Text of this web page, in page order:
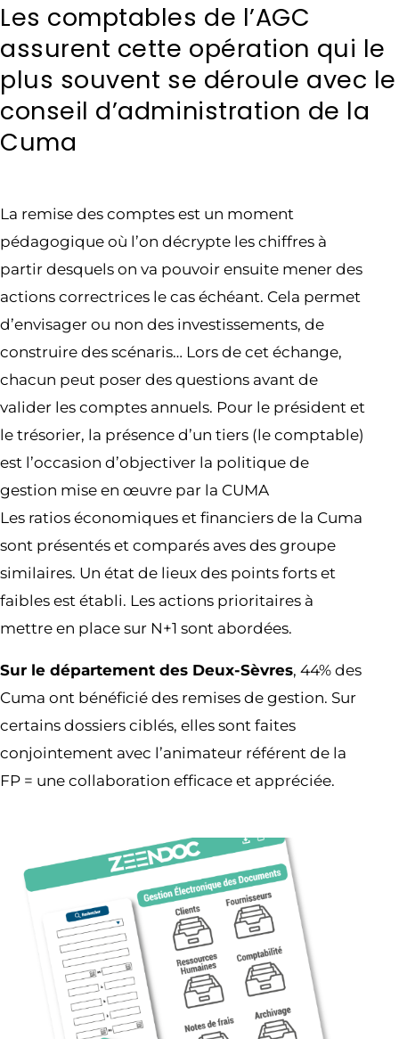
Les comptables de l’AGC
assurent cette opération qui le
plus souvent se déroule avec le
conseil d’administration de la
Cuma
La remise des comptes est un moment
pédagogique où l’on décrypte les chiffres à
partir desquels on va pouvoir ensuite mener des
actions correctrices le cas échéant. Cela permet
d’envisager ou non des investissements, de
construire des scénaris… Lors de cet échange,
chacun peut poser des questions avant de
valider les comptes annuels. Pour le président et
le trésorier, la présence d’un tiers (le comptable)
est l’occasion d’objectiver la politique de
gestion mise en œuvre par la CUMA
Les ratios économiques et financiers de la Cuma
sont présentés et comparés aves des groupe
similaires. Un état de lieux des points forts et
faibles est établi. Les actions prioritaires à
mettre en place sur N+1 sont abordées.
Sur le département des Deux-Sèvres, 44% des
Cuma ont bénéficié des remises de gestion. Sur
certains dossiers ciblés, elles sont faites
conjointement avec l’animateur référent de la
FP = une collaboration efficace et appréciée.